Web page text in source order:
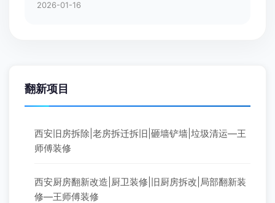
2026-01-16
翻新项目
西安旧房拆除|老房拆迁拆旧|砸墙铲墙|垃圾清运—王
师傅装修
西安厨房翻新改造|厨卫装修|旧厨房拆改|局部翻新装
修—王师傅装修